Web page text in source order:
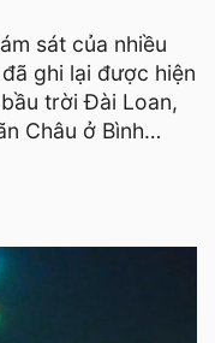
sát của nhiều
ghi lại được hiện
trời Đài Loan,
Châu ở Bình